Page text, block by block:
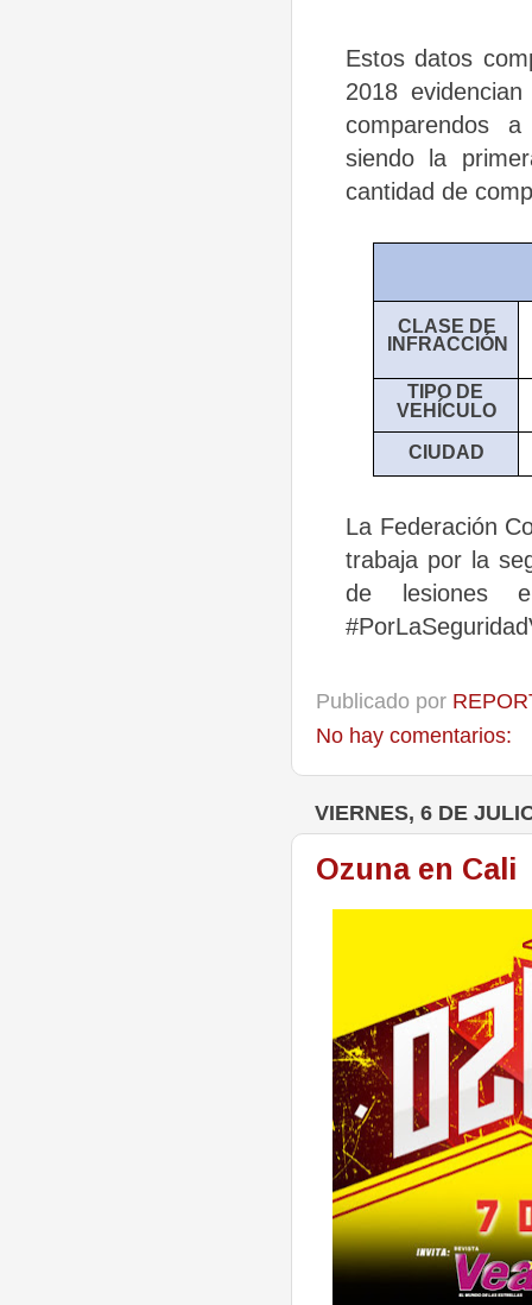
Estos datos
2018
comparendos
siendo
la
cantidad de
CLASE DE
INFRACCIÓN
TIPO DE
VEHÍCULO
CIUDAD
La Federación
trabaja por la
de lesiones
Publicado por
No hay comentarios:
VIERNES, 6 DE
Ozuna en Cali